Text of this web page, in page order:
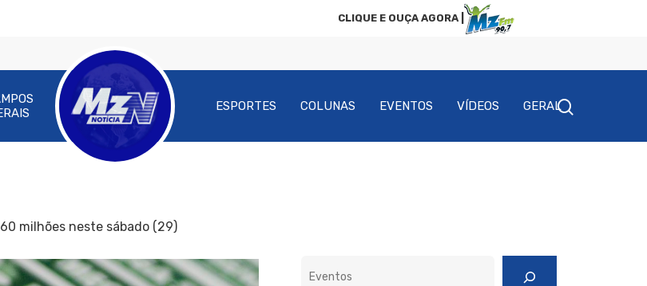
CLIQUE E OUÇA AGORA |
ESPORTES COLUNAS EVENTOS VÍDEOS GERAL
milhões neste sábado (29)